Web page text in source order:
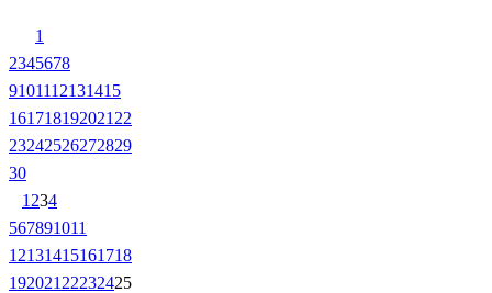
1
2345678
9101112131415
161718192021 22
23242526272829
30
1 234
567891011
12131415161718
192021 22232425